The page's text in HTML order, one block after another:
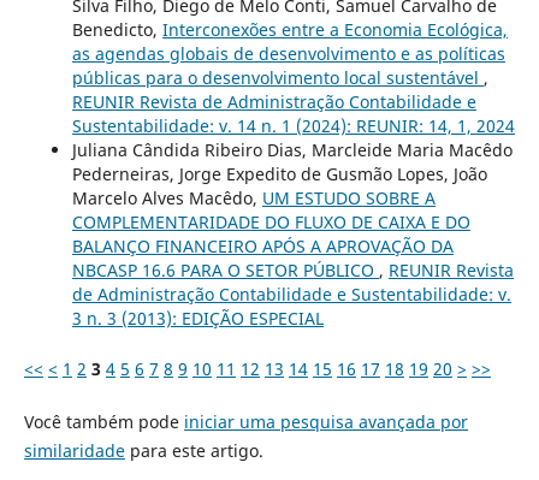
Silva Filho, Diego de Melo Conti, Samuel Carvalho de
Benedicto, Interconexões entre a Economia Ecológica,
as agendas globais de desenvolvimento e as políticas
públicas para o desenvolvimento local sustentável ,
REUNIR Revista de Administração Contabilidade e
Sustentabilidade: v. 14 n. 1 (2024): REUNIR: 14, 1, 2024
Juliana Cândida Ribeiro Dias, Marcleide Maria Macêdo
Pederneiras, Jorge Expedito de Gusmão Lopes, João
Marcelo Alves Macêdo, UM ESTUDO SOBRE A
COMPLEMENTARIDADE DO FLUXO DE CAIXA E DO
BALANÇO FINANCEIRO APÓS A APROVAÇÃO DA
NBCASP 16.6 PARA O SETOR PÚBLICO , REUNIR Revista
de Administração Contabilidade e Sustentabilidade: v.
3 n. 3 (2013): EDIÇÃO ESPECIAL
<< < 1 2 3 4 5 6 7 8 9 10 11 12 13 14 15 16 17 18 19 20 > >>
Você também pode iniciar uma pesquisa avançada por
similaridadepara este artigo.